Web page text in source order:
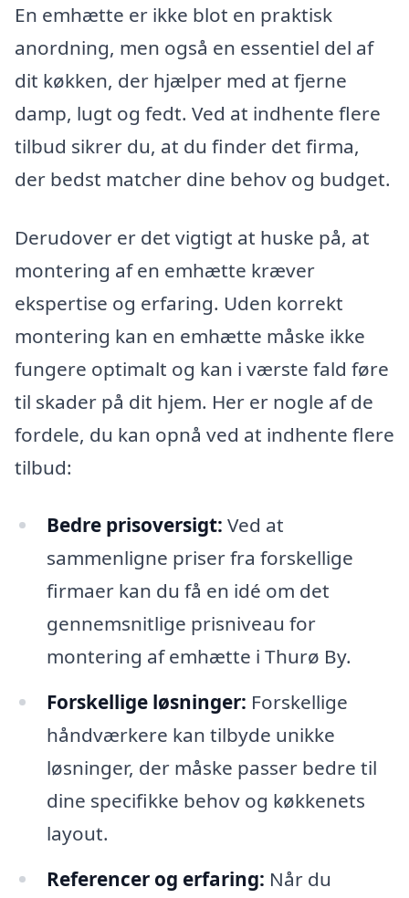
En emhætte er ikke blot en praktisk
anordning, men også en essentiel del af
dit køkken, der hjælper med at fjerne
damp, lugt og fedt. Ved at indhente flere
tilbud sikrer du, at du finder det firma,
der bedst matcher dine behov og budget.
Derudover er det vigtigt at huske på, at
montering af en emhætte kræver
ekspertise og erfaring. Uden korrekt
montering kan en emhætte måske ikke
fungere optimalt og kan i værste fald føre
til skader på dit hjem. Her er nogle af de
fordele, du kan opnå ved at indhente flere
tilbud:
Bedre prisoversigt: Ved at
sammenligne priser fra forskellige
firmaer kan du få en idé om det
gennemsnitlige prisniveau for
montering af emhætte i Thurø By.
Forskellige løsninger: Forskellige
håndværkere kan tilbyde unikke
løsninger, der måske passer bedre til
dine specifikke behov og køkkenets
layout.
Referencer og erfaring: Når du